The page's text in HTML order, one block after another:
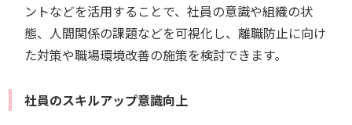
ントなどを活用することで、社員の意識や組織の状
態、人間関係の課題などを可視化し、離職防止に向け
た対策や職場環境改善の施策を検討できます。
社員のスキルアップ意識向上